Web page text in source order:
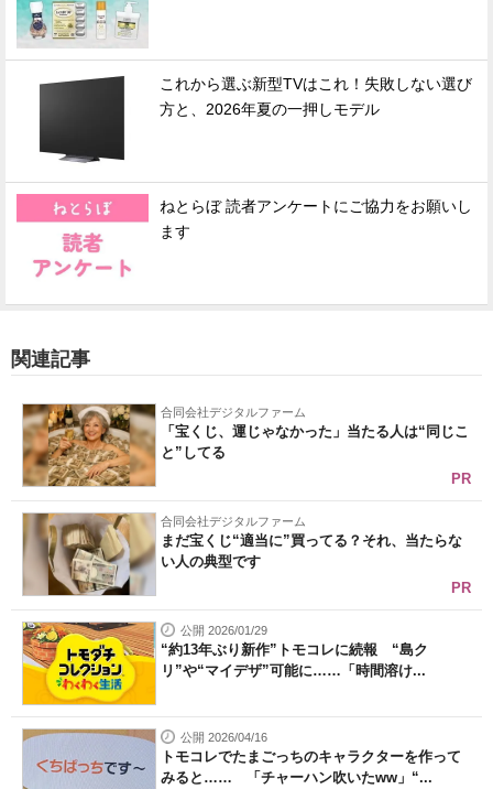
これから選ぶ新型TVはこれ！失敗しない選び
方と、2026年夏の一押しモデル
ねとらぼ 読者アンケートにご協力をお願いし
ます
関連記事
合同会社デジタルファーム
「宝くじ、運じゃなかった」当たる人は“同じこ
と”してる
PR
合同会社デジタルファーム
まだ宝くじ“適当に”買ってる？それ、当たらな
い人の典型です
PR
公開 2026/01/29
“約13年ぶり新作”トモコレに続報 “島ク
リ”や“マイデザ”可能に……「時間溶け...
公開 2026/04/16
トモコレでたまごっちのキャラクターを作って
みると…… 「チャーハン吹いたww」“...